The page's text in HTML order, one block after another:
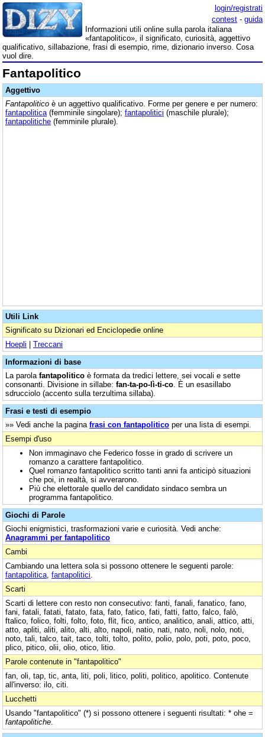
login/registrati
contest - guida
Informazioni utili online sulla parola italiana
«fantapolitico», il significato, curiosità, aggettivo
qualificativo, sillabazione, frasi di esempio, rime, dizionario inverso. Cosa
vuol dire.
Fantapolitico
Aggettivo
Fantapolitico è un aggettivo qualificativo. Forme per genere e per numero:
fantapolitica (femminile singolare); fantapolitici (maschile plurale);
fantapolitiche (femminile plurale).
Utili Link
Significato su Dizionari ed Enciclopedie online
Hoepli | Treccani
Informazioni di base
La parola fantapolitico è formata da tredici lettere, sei vocali e sette
consonanti. Divisione in sillabe: fan-ta-po-lì-ti-co . È un esasillabo
sdrucciolo (accento sulla terzultima sillaba).
Frasi e testi di esempio
»» Vedi anche la pagina frasi con fantapolitico per una lista di esempi.
Esempi d'uso
Non immaginavo che Federico fosse in grado di scrivere un
romanzo a carattere fantapolitico.
Quel romanzo fantapolitico scritto tanti anni fa anticipò situazioni
che poi, in realtà, si avverarono.
Più che elettorale quello del candidato sindaco sembra un
programma fantapolitico.
Giochi di Parole
Giochi enigmistici, trasformazioni varie e curiosità. Vedi anche:
Anagrammi per fantapolitico
Cambi
Cambiando una lettera sola si possono ottenere le seguenti parole:
fantapolitica fantapolitici
Scarti
Scarti di lettere con resto non consecutivo: fanti, fanali, fanatico, fano,
fani, fatali, fatati, fatato, fata, fato, fatico, fati, fatti, fatto, falco, falò,
ftalico, folico, folti, folto, foto, flit, fico, antico, analitico, anali, attico, atti,
atto, apliti, aliti, alito, alti, alto, napoli, natio, nati, nato, noli, nolo, noti,
noto, tali, talco, tait, taco, tolti, tolto, polito, polio, polo, poti, poto, poco,
plico, pitico, olii, olio, otico, litio.
Parole contenute in "fantapolitico"
fan, oli, tap, tic, anta, liti, poli, litico, politi, politico, apolitico. Contenute
all'inverso: ilo, citi.
Lucchetti
Usando "fantapolitico" (*) si possono ottenere i seguenti risultati: * ohe =
fantapolitiche